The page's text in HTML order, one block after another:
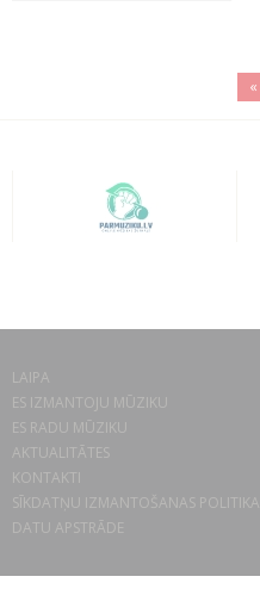
«
LAIPA
ES IZMANTOJU MŪZIKU
ES RADU MŪZIKU
AKTUALITĀTES
KONTAKTI
SĪKDATŅU IZMANTOŠANAS POLITIKA
DATU APSTRĀDE